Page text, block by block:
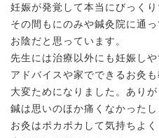
妊娠が発覚して本当にびっくり
その間もにのみや鍼灸院に通っ
お陰だと思っています。
先生には治療以外にも妊娠し
アドバイスや家でできるお灸も
大変ためになりました。ありが
鍼は思いのほか痛くなかったし
お灸はポカポカして気持ちよく